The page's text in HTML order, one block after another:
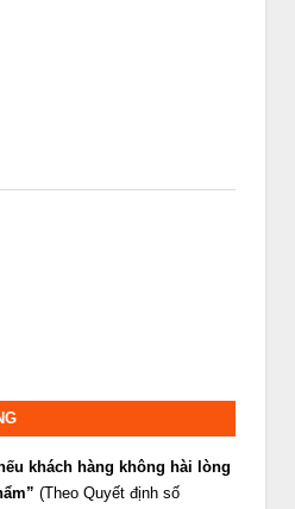
khách hàng không hài lòng
(Theo Quyết định số